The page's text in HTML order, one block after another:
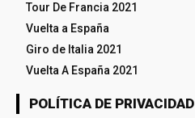
Tour De Francia 2021
Vuelta a España
Giro de Italia 2021
Vuelta A España 2021
POLÍTICA DE PRIVACIDAD